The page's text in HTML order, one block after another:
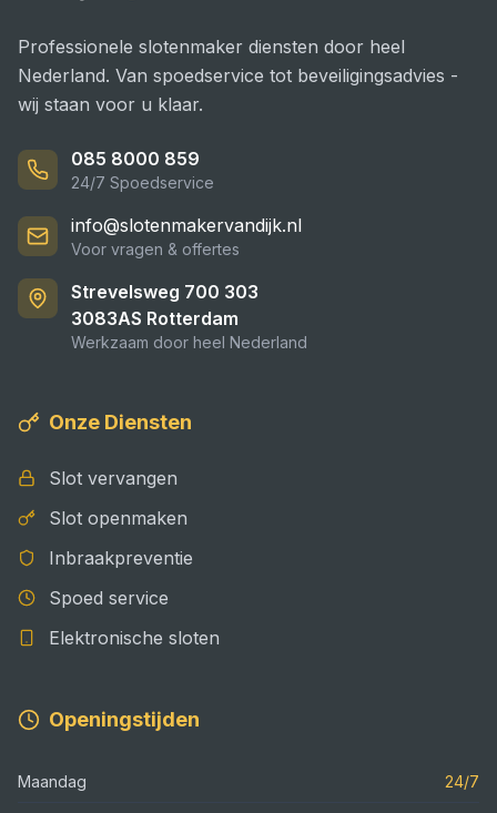
Professionele slotenmaker diensten door heel
Nederland. Van spoedservice tot beveiligingsadvies -
wij staan voor u klaar.
085 8000 859
24/7 Spoedservice
info@slotenmakervandijk.nl
Voor vragen & offertes
Strevelsweg 700 303
3083AS Rotterdam
Werkzaam door heel Nederland
Onze Diensten
Slot vervangen
Slot openmaken
Inbraakpreventie
Spoed service
Elektronische sloten
Openingstijden
Maandag 24/7